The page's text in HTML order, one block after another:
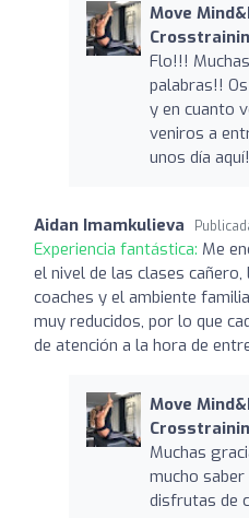
Move
Flo!!!
palabras!!
y en cuanto
veniros a
unos día
Aidan Imamkulieva
Experiencia fantástica: Me
el nivel de las clases
coaches y el ambiente
muy reducidos, por lo que
de atención a la hora de
Move
Muchas
mucho
disfrutas de